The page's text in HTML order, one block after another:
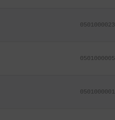
0501000023
0501000005
0501000001